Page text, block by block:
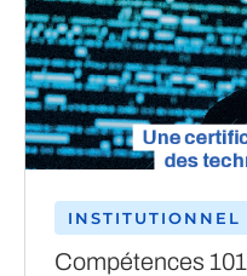
INSTITUTIONNEL
Compétences 101